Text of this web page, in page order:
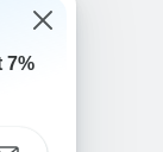
7%